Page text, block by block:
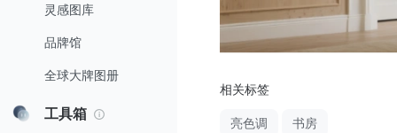
灵感图库
品牌馆
全球大牌图册
工具箱
相关标签
亮色调 书房